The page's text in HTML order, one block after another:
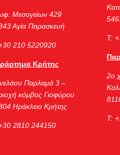
Μεσογείων 429
Αγία Παρασκευή
210 5220920
Κρήτης
Παρλαμά 3 –
κόμβος Γιοφύρου
Ηράκλειο Κρήτης
2810 244150
Τ:
2ο
Τ: